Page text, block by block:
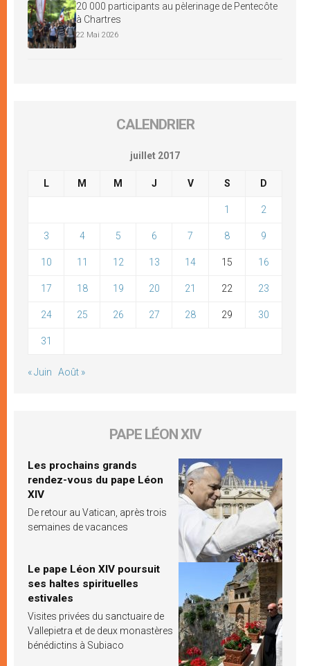
20 000 participants au pèlerinage de Pentecôte
à Chartres
22 Mai 2026
CALENDRIER
juillet 2017
L M M J V S D
1 2
3 4 5 6 7 8 9
10 11 12 13 14 15 16
17 18 19 20 21 22 23
24 25 26 27 28 29 30
31
« Juin Août »
PAPE LÉON XIV
Les prochains grands
rendez-vous du pape Léon
XIV
De retour au Vatican, après trois
semaines de vacances
Le pape Léon XIV poursuit
ses haltes spirituelles
estivales
Visites privées du sanctuaire de
Vallepietra et de deux monastères
bénédictins à Subiaco